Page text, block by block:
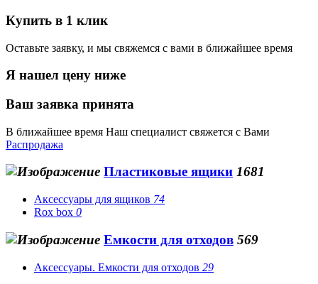
Купить в 1 клик
Оставьте заявку, и мы свяжемся с вами в ближайшее время
Я нашел цену ниже
Ваш заявка принята
В ближайшее время Наш специалист свяжется с Вами
Распродажа
Пластиковые ящики 1681
Аксессуары для ящиков 74
Rox box 0
Емкости для отходов 569
Аксессуары. Емкости для отходов 29